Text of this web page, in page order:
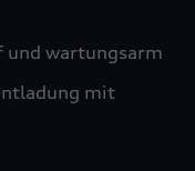
und wartungsarm
mit